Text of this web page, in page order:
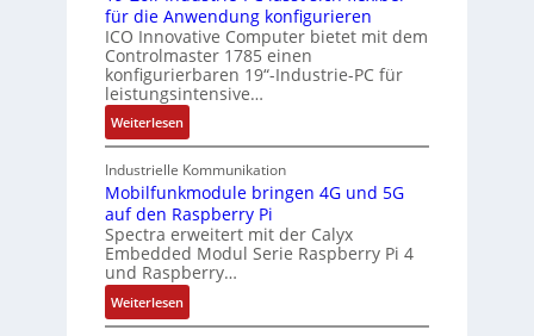
e
k
t
u
s
i
c
a
I
a
n
d
für die Anwendung konfigurieren
ICO Innovative Computer bietet mit dem
Controlmaster 1785 einen
konfigurierbaren 19“-Industrie-PC für
leistungsintensive…
Weiterlesen:
1
9
-
Z
o
l
l
-
I
Industrielle Kommunikation
Mobilfunkmodule bringen 4G und 5G
auf den Raspberry Pi
Spectra erweitert mit der Calyx
Embedded Modul Serie Raspberry Pi 4
und Raspberry…
Weiterlesen:
M